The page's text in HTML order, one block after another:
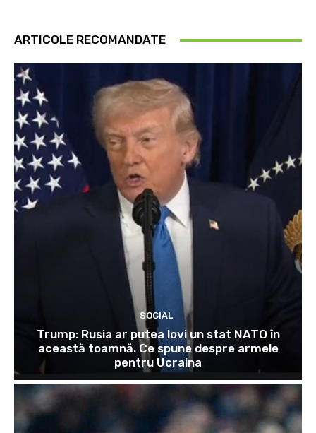
ARTICOLE RECOMANDATE
SOCIAL
Trump: Rusia ar putea lovi un stat NATO în
această toamnă. Ce spune despre armele
pentru Ucraina